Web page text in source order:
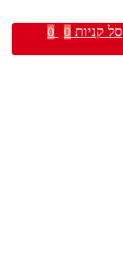
סל קניות 0
0